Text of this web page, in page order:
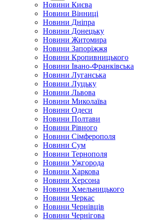
Новини Києва
Новини Вінниці
Новини Дніпра
Новини Донецьку
Новини Житомира
Новини Запоріжжя
Новини Кропивницького
Новини Івано-Франківська
Новини Луганська
Новини Луцьку
Новини Львова
Новини Миколаїва
Новини Одеси
Новини Полтави
Новини Рівного
Новини Сімферополя
Новини Сум
Новини Тернополя
Новини Ужгорода
Новини Харкова
Новини Херсона
Новини Хмельницького
Новини Черкас
Новини Чернівців
Новини Чернігова